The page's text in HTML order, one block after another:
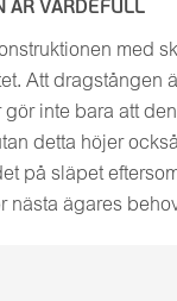
ÄR VÄRDEFULL
med
Att dragstången
inte bara att
detta höjer också
på släpet
nästa ägares